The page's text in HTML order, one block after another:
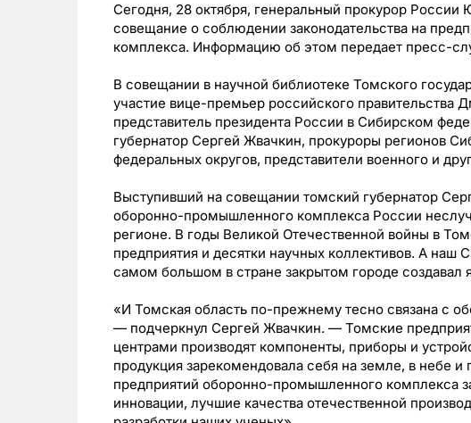
Сегодня, 28 октября, генеральный прокурор
совещание о соблюдении законодательства на
комплекса. Информацию об этом передает пресс-
В совещании в научной библиотеке Томского
участие вице-премьер российского правительства
представитель президента России в Сибирском
губернатор Сергей Жвачкин, прокуроры регионов
федеральных округов, представители военного и
Выступивший на совещании томский губернатор
оборонно-промышленного комплекса России
регионе. В годы Великой Отечественной войны в
предприятия и десятки научных коллективов. А наш
самом большом в стране закрытом городе
«И Томская область по-прежнему тесно связана с
— подчеркнул Сергей Жвачкин. — Томские
центрами производят компоненты, приборы и
продукция зарекомендовала себя на земле, в небе
предприятий оборонно-промышленного комплекса
инновации, лучшие качества отечественной